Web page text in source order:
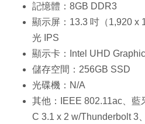
記憶體：8GB DDR3
顯示屏：13.3 吋（1,920 x
光 IPS
顯示卡：Intel UHD
儲存空間：256GB SSD
光碟機：N/A
其他：IEEE 802.11ac、
C 3.1 x 2 w/Thunderbolt 3